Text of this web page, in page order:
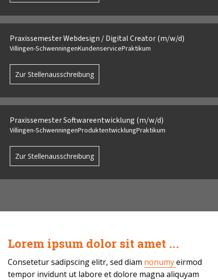
Praxissemester Webdesign / Digital Creator (m/w/d)
Villingen-SchwenningenKundenservicePraktikum
Zur Stellenausschreibung
Praxissemester Softwareentwicklung (m/w/d)
Villingen-SchwenningenProduktentwicklungPraktikum
Zur Stellenausschreibung
Lorem ipsum dolor sit amet ...
Consetetur sadipscing elitr, sed diam nonumyeirmod
tempor invidunt ut labore et dolore magna aliquyam